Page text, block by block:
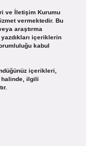
ve İletişim Kurumu
vermektedir. Bu
araştırma
içeriklerin
kabul
içerikleri,
ilgili